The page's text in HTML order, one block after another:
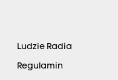
Ludzie Radia
Regulamin